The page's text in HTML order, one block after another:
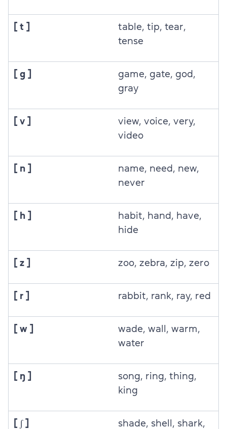
[ t ]
table, tip, tear,
tense
[ g ]
game, gate, god,
gray
[ v ]
view, voice, very,
video
[ n ]
name, need, new,
never
[ h ]
habit, hand, have,
hide
[ z ] zoo, zebra, zip, zero
[ r ] rabbit, rank, ray, red
[ w ]
wade, wall, warm,
water
[ ŋ ]
song, ring, thing,
king
[ ʃ ]
shade, shell, shark,